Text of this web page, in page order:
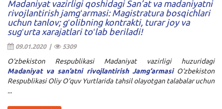
Madaniyat vazirligi qoshidagi San’at va madaniyatni
rivojlantirish jamgʻarmasi: Magistratura bosqichlari
uchun tanlov; gʻolibning kontrakti, turar joy va
sugʻurta xarajatlari toʻlab beriladi!
09.01.2020 | 5309
O‘zbekiston Respublikasi Madaniyat vazirligi huzuridagi
Madaniyat va san’atni rivojlantirish Jamg‘armasiO‘zbekiston
Respublikasi Oliy O‘quv Yurtlarida tahsil olayotgan talabalar uchun
...